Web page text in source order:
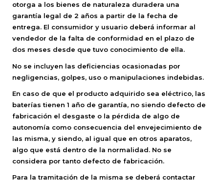
otorga a los bienes de naturaleza duradera una
garantía legal de 2 años a partir de la fecha de
entrega. El consumidor y usuario deberá informar al
vendedor de la falta de conformidad en el plazo de
dos meses desde que tuvo conocimiento de ella.
No se incluyen las deficiencias ocasionadas por
negligencias, golpes, uso o manipulaciones indebidas.
En caso de que el producto adquirido sea eléctrico, las
baterías tienen 1 año de garantía, no siendo defecto de
fabricación el desgaste o la pérdida de algo de
autonomía como consecuencia del envejecimiento de
las misma, y siendo, al igual que en otros aparatos,
algo que está dentro de la normalidad. No se
considera por tanto defecto de fabricación.
Para la tramitación de la misma se deberá contactar